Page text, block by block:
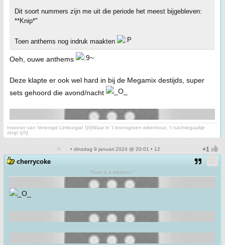
Dit soort nummers zijn me uit die periode het meest bijgebleven:
**Knip*"
Toen anthems nog indruk maakten
Oeh, ouwe anthems
Deze klapte er ook wel hard in bij de Megamix destijds, super
sets gehoord die avond/nacht
Inwoner van Verenigd Limburgia! \[i\]Waar in 't bronsgroen eikenhout, 't nachtegaaltje
zingt.\[/i\]
• dinsdag 9 januari 2024 @ 20:01 • 12
cherrycoke
"Fear is a weapon."